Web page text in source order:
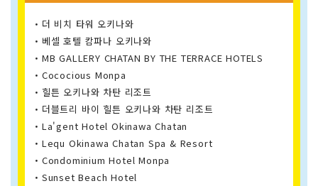
・더 비치 타워 오키나와
・베셀 호텔 캄파나 오키나와
・MB GALLERY CHATAN BY THE TERRACE HOTELS
・Cococious Monpa
・힐튼 오키나와 차탄 리조트
・더블트리 바이 힐튼 오키나와 차탄 리조트
・La'gent Hotel Okinawa Chatan
・Lequ Okinawa Chatan Spa & Resort
・Condominium Hotel Monpa
・Sunset Beach Hotel